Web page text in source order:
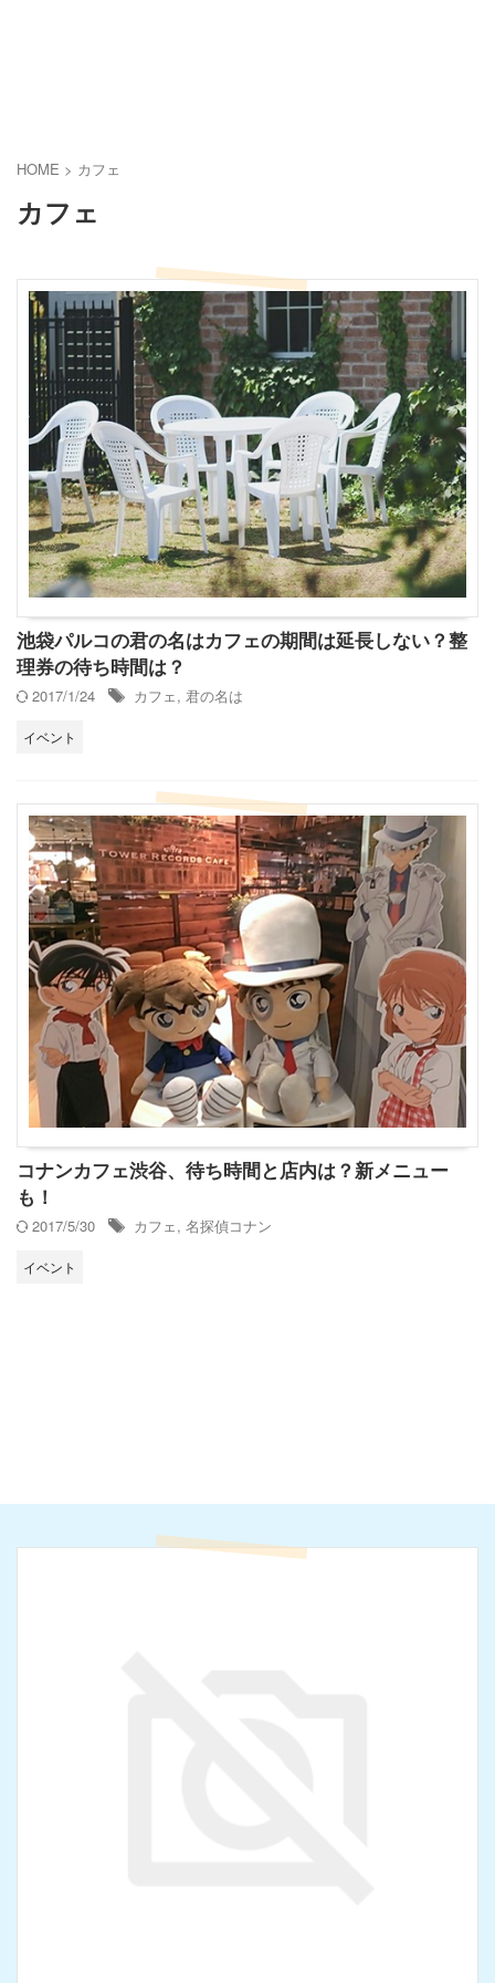
HOME > カフェ
カフェ
池袋パルコの君の名はカフェの期間は延長しない？整
理券の待ち時間は？
2017/1/24
カフェ, 君の名は
イベント
コナンカフェ渋谷、待ち時間と店内は？新メニュー
も！
2017/5/30
カフェ, 名探偵コナン
イベント